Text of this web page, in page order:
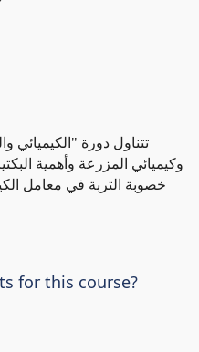
تتناول دورة "الكيميائي
وكيميائي المزرعة وأهمية
خصوبة التربة في معامل
for this course?